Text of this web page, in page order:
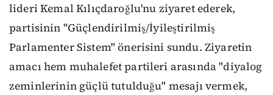
lideri Kemal Kılıçdaroğlu'nu ziyaret ederek,
partisinin "Güçlendirilmiş/İyileştirilmiş
Parlamenter Sistem" önerisini sundu. Ziyaretin
amacı hem muhalefet partileri arasında "diyalog
zeminlerinin güçlü tutulduğu" mesajı vermek,